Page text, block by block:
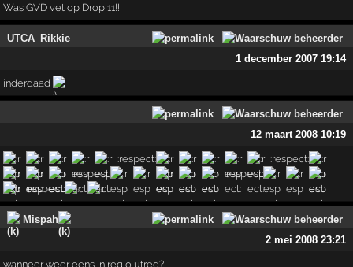
Was GVD vet op Drop 11!!!
UTCA_Rikkie
1 december 2007 19:14
inderdaad
12 maart 2008 10:19
:resp­ect:
:­respect:
:respe­ct:
:r­espect:
:respec­t:
Mispah
2 mei 2008 23:21
wanneer weer eens in regio utreg?